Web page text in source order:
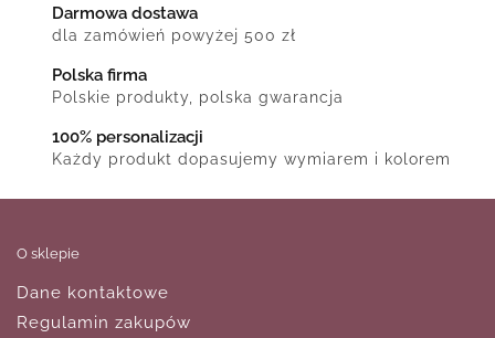
Darmowa dostawa
dla zamówień powyżej 500 zł
Polska firma
Polskie produkty, polska gwarancja
100% personalizacji
Każdy produkt dopasujemy wymiarem i kolorem
O sklepie
Dane kontaktowe
Regulamin zakupów